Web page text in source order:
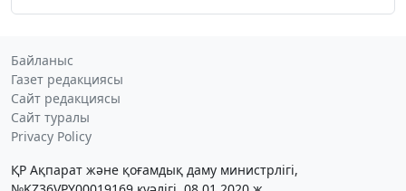
Байланыс
Газет редакциясы
Сайт редакциясы
Сайт туралы
Privacy Policy
ҚР Ақпарат және қоғамдық даму министрлігі,